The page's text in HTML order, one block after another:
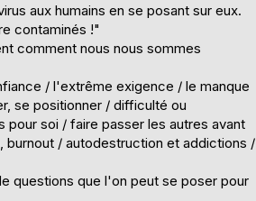
aux humains en se posant sur eux.
contaminés !"
comment nous nous sommes
/ l'extrême exigence / le manque
se positionner / difficulté ou
soi / faire passer les autres avant
burnout / autodestruction et addictions /
questions que l'on peut se poser pour